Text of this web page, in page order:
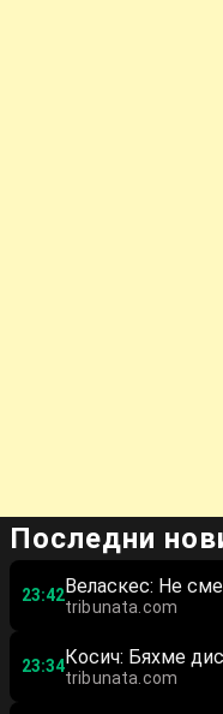
Последни
23:42Веласкес: Не
tribunata.com
23:34Косич: Бяхме
tribunata.com